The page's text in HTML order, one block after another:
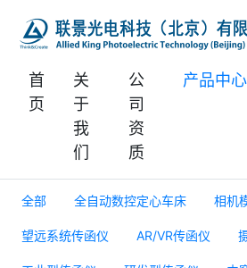
首
页
关
于
我
们
公
司
资
质
产品中心
全部 全自动数控定心车床 相机
望远系统传函仪 AR/VR传函仪